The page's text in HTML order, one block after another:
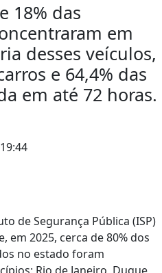
18% das
em
desses veículos,
e 64,4% das
em até 72 horas.
de Segurança Pública (ISP)
em 2025, cerca de 80% dos
no estado foram